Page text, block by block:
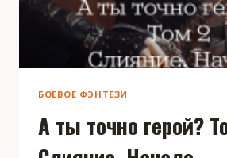
БОЕВОЕ ФЭНТЕЗИ
А ты точно герой?